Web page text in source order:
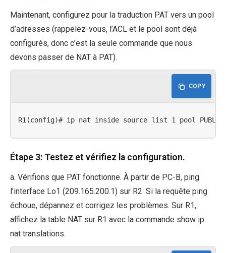
Maintenant, configurez pour la traduction PAT vers un pool
d’adresses (rappelez-vous, l’ACL et le pool sont déjà
configurés, donc c’est la seule commande que nous
devons passer de NAT à PAT).
COPY
R1(config)# ip nat inside source list 1 pool
Étape 3: Testez et vérifiez la configuration.
a. Vérifions que PAT fonctionne. À partir de PC-B, ping
l’interface Lo1 (209.165.200.1) sur R2. Si la requête ping
échoue, dépannez et corrigez les problèmes. Sur R1,
affichez la table NAT sur R1 avec la commande show ip
nat translations.